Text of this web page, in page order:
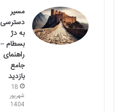
مسیر
دسترسی
به دژ
بسطام –
راهنمای
جامع
بازدید
18
شهریور
1404